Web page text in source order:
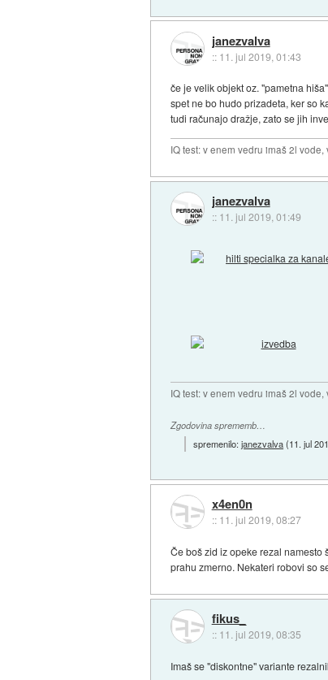
janezvalva
:: 11. jul 2019, 01:43
če je velik objekt oz. "pametna
spet ne bo hudo prizadeta, ker so
tudi računajo dražje, zato se jih
IQ test: v enem vedru imaš 2l
janezvalva
:: 11. jul 2019, 01:49
IQ test: v enem vedru imaš 2l
Zgodovina sprememb…
spremenilo:janezvalva(11. jul
x4en0n
:: 11. jul 2019, 08:27
Če boš zid iz opeke rezal
prahu zmerno. Nekateri robovi so
fikus_
:: 11. jul 2019, 08:35
Imaš se "diskontne" variante